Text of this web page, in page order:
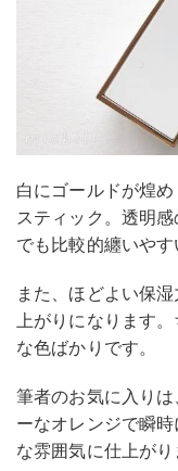
白にゴールドが煌
スティック。透明
でも比較的纏いやす
また、ほどよい保
上がりになります
な色ばかりです。
筆者のお気に入り
ーなオレンジで瞬
な雰囲気に仕上がり